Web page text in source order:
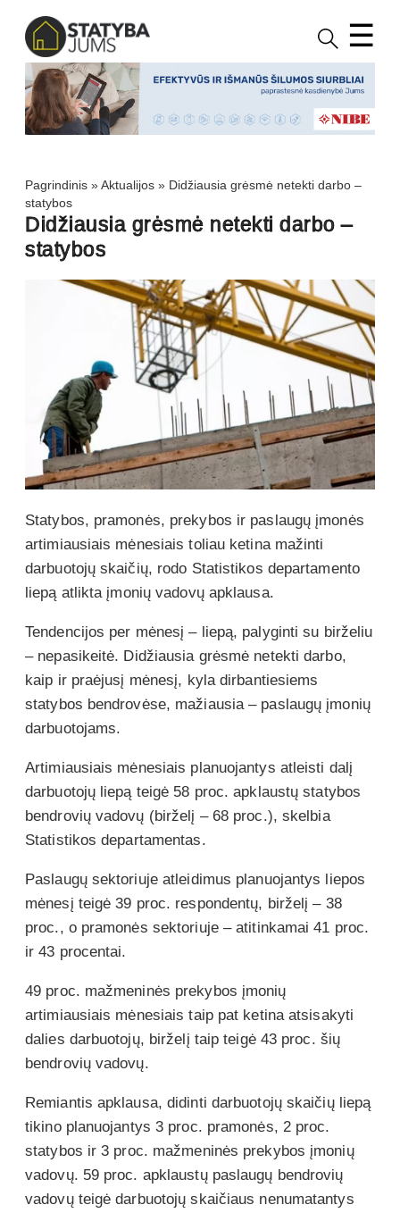
☰
Pagrindinis »Aktualijos » Didžiausia grėsmė netekti darbo –
statybos
Didžiausia grėsmė netekti darbo –
statybos
Statybos, pramonės, prekybos ir paslaugų įmonės
artimiausiais mėnesiais toliau ketina mažinti
darbuotojų skaičių, rodo Statistikos departamento
liepą atlikta įmonių vadovų apklausa.
Tendencijos per mėnesį – liepą, palyginti su birželiu
– nepasikeitė. Didžiausia grėsmė netekti darbo,
kaip ir praėjusį mėnesį, kyla dirbantiesiems
statybos bendrovėse, mažiausia – paslaugų įmonių
darbuotojams.
Artimiausiais mėnesiais planuojantys atleisti dalį
darbuotojų liepą teigė 58 proc. apklaustų statybos
bendrovių vadovų (birželį – 68 proc.), skelbia
Statistikos departamentas.
Paslaugų sektoriuje atleidimus planuojantys liepos
mėnesį teigė 39 proc. respondentų, birželį – 38
proc., o pramonės sektoriuje – atitinkamai 41 proc.
ir 43 procentai.
49 proc. mažmeninės prekybos įmonių
artimiausiais mėnesiais taip pat ketina atsisakyti
dalies darbuotojų, birželį taip teigė 43 proc. šių
bendrovių vadovų.
Remiantis apklausa, didinti darbuotojų skaičių liepą
tikino planuojantys 3 proc. pramonės, 2 proc.
statybos ir 3 proc. mažmeninės prekybos įmonių
vadovų. 59 proc. apklaustų paslaugų bendrovių
vadovų teigė darbuotojų skaičiaus nenumatantys